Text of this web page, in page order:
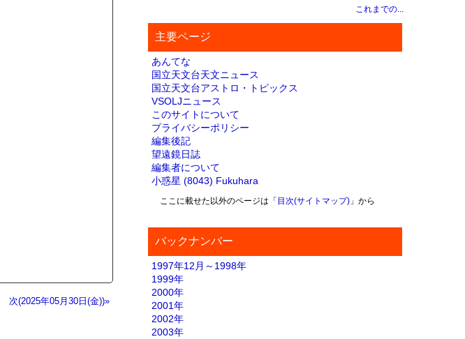
次(2025年05月30日(金))»
これまでの...
主要ページ
あんてな
国立天文台天文ニュース
国立天文台アストロ・トピックス
VSOLJニュース
このサイトについて
プライバシーポリシー
編集後記
望遠鏡日誌
編集者について
小惑星 (8043) Fukuhara
ここに載せた以外のページは「 目次(サイトマップ)」から
バックナンバー
1997年12月～1998年
1999年
2000年
2001年
2002年
2003年